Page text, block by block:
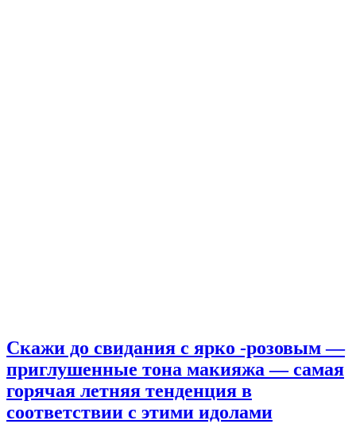
Скажи до свидания с ярко -розовым —
приглушенные тона макияжа — самая
горячая летняя тенденция в
соответствии с этими идолами